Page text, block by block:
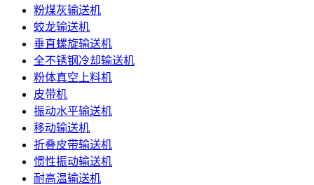
粉煤灰输送机
蛟龙输送机
垂直螺旋输送机
全不锈钢冷却输送机
粉体真空上料机
皮带机
振动水平输送机
移动输送机
折叠皮带输送机
惯性振动输送机
耐高温输送机